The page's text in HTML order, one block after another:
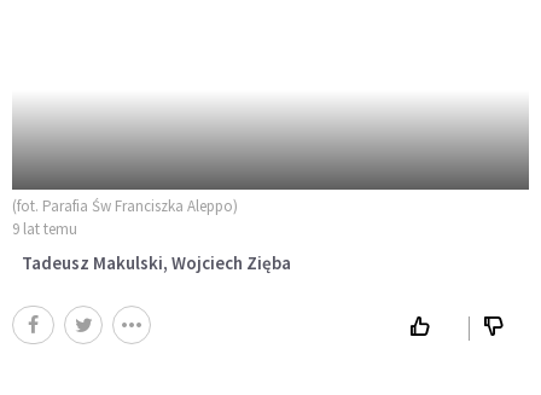
(fot. Parafia Św Franciszka Aleppo)
9 lat temu
Tadeusz Makulski, Wojciech Zięba